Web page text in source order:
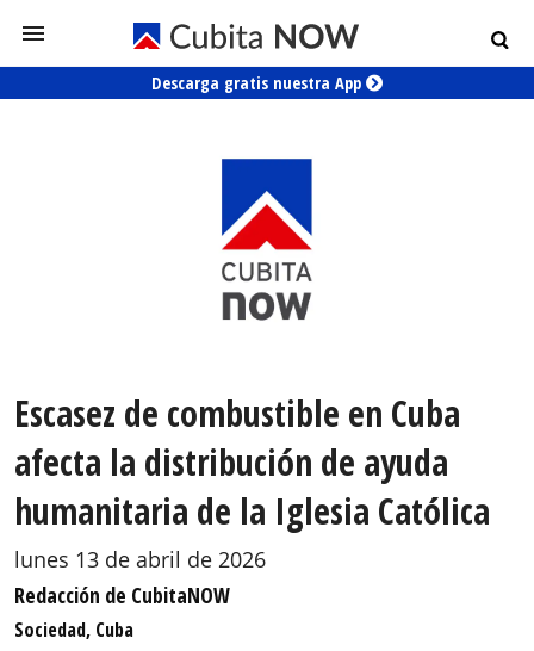
Descarga gratis nuestra App
Escasez de combustible en Cuba
afecta la distribución de ayuda
humanitaria de la Iglesia Católica
lunes 13 de abril de 2026
Redacción de CubitaNOW
Sociedad, Cuba